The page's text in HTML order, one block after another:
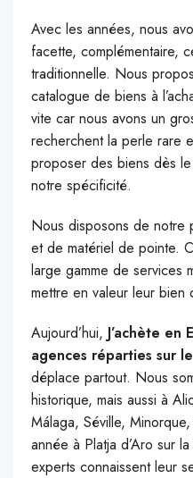
Avec les années, nous
facette, complémentaire,
traditionnelle. Nous
catalogue de biens à
vite car nous avons un
recherchent la perle rare
proposer des biens dès
notre spécificité.
Nous disposons de notre
et de matériel de pointe.
large gamme de services
mettre en valeur leur bien
Aujourd’hui, J’achète en
agences réparties sur
déplace partout. Nous
historique, mais aussi à
Málaga, Séville,
année à Platja d’Aro sur
experts connaissent leur